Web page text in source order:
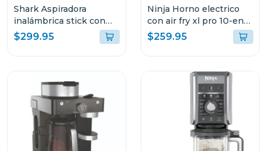
Shark Aspiradora
inalámbrica stick con
base de vaciado
automático y filtro hepa
$299.95
Ninja Horno electrico
con air fry xl pro 10-en-1
201
$259.95